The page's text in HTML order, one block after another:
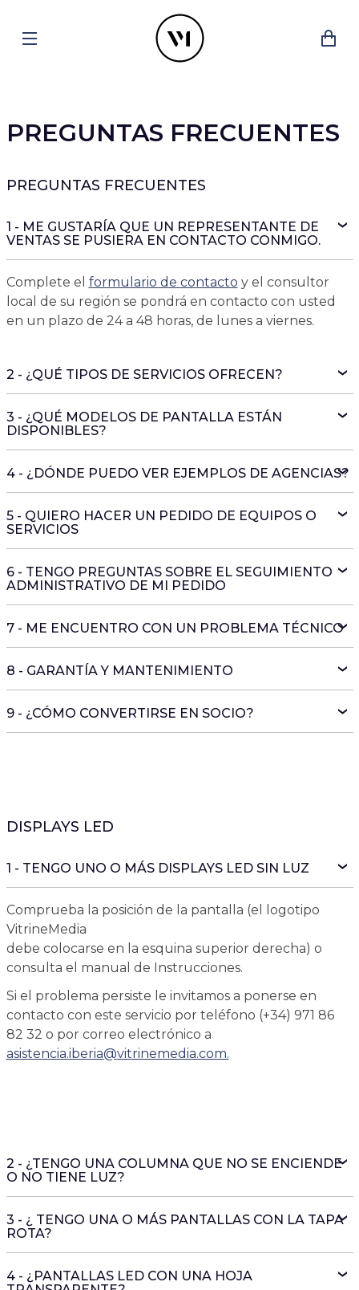
PREGUNTAS FRECUENTES
PREGUNTAS FRECUENTES
1 - ME GUSTARÍA QUE UN REPRESENTANTE DE
VENTAS SE PUSIERA EN CONTACTO CONMIGO.
Complete el formulario de contacto y el consultor
local de su región se pondrá en contacto con usted
en un plazo de 24 a 48 horas, de lunes a viernes.
2 - ¿QUÉ TIPOS DE SERVICIOS OFRECEN?
3 - ¿QUÉ MODELOS DE PANTALLA ESTÁN
DISPONIBLES?
4 - ¿DÓNDE PUEDO VER EJEMPLOS DE AGENCIAS?
5 - QUIERO HACER UN PEDIDO DE EQUIPOS O
SERVICIOS
6 - TENGO PREGUNTAS SOBRE EL SEGUIMIENTO
ADMINISTRATIVO DE MI PEDIDO
7 - ME ENCUENTRO CON UN PROBLEMA TÉCNICO
8 - GARANTÍA Y MANTENIMIENTO
9 - ¿CÓMO CONVERTIRSE EN SOCIO?
DISPLAYS LED
1 - TENGO UNO O MÁS DISPLAYS LED SIN LUZ
Comprueba la posición de la pantalla (el logotipo
VitrineMedia
debe colocarse en la esquina superior derecha) o
consulta el manual de Instrucciones.
Si el problema persiste le invitamos a ponerse en
contacto con este servicio por teléfono (+34) 971 86
82 32 o por correo electrónico a
asistencia.iberia@vitrinemedia.com.
2 - ¿TENGO UNA COLUMNA QUE NO SE ENCIENDE
O NO TIENE LUZ?
3 - ¿ TENGO UNA O MÁS PANTALLAS CON LA TAPA
ROTA?
4 - ¿PANTALLAS LED CON UNA HOJA